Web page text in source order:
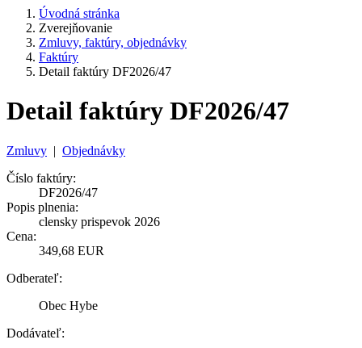
Úvodná stránka
Zverejňovanie
Zmluvy, faktúry, objednávky
Faktúry
Detail faktúry DF2026/47
Detail faktúry DF2026/47
Zmluvy | Objednávky
Číslo faktúry:
DF2026/47
Popis plnenia:
clensky prispevok 2026
Cena:
349,68 EUR
Odberateľ:
Obec Hybe
Dodávateľ: